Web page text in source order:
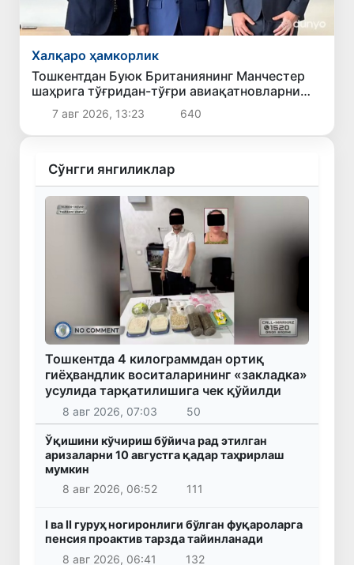
Халқаро ҳамкорлик
Тошкентдан Буюк Британиянинг Манчестер
шаҳрига тўғридан-тўғри авиақатновларни
йўлга қўйиш масаласи кўриб чиқилмоқда
7 авг 2026, 13:23 640
Сўнгги янгиликлар
Тошкентда 4 килограммдан ортиқ
гиёҳвандлик воситаларининг «закладка»
усулида тарқатилишига чек қўйилди
8 авг 2026, 07:03 50
Ўқишини кўчириш бўйича рад этилган
аризаларни 10 августга қадар таҳрирлаш
мумкин
8 авг 2026, 06:52
111
I ва II гуруҳ ногиронлиги бўлган фуқароларга
пенсия проактив тарзда тайинланади
8 авг 2026, 06:41
132